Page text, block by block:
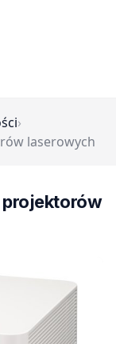
›
laserowych